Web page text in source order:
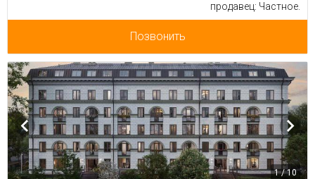
продавец: Частное.
Позвонить
1 / 10